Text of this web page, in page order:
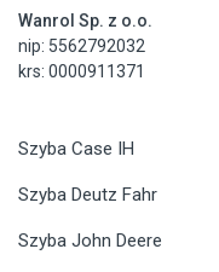
Wanrol Sp. z o.o.
nip: 5562792032
krs: 0000911371
Szyba Case IH
Szyba Deutz Fahr
Szyba John Deere